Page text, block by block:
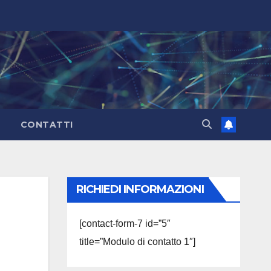
CONTATTI
RICHIEDI INFORMAZIONI
[contact-form-7 id=”5″
title=”Modulo di contatto 1″]